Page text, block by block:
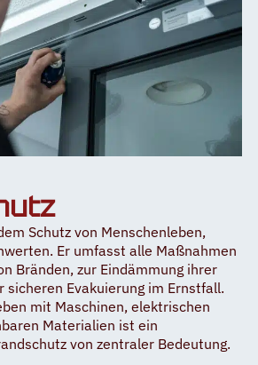
Schutz von Menschenleben,
Er umfasst alle Maßnahmen
Bränden, zur Eindämmung ihrer
sicheren Evakuierung im Ernstfall.
mit Maschinen, elektrischen
Materialien ist ein
von zentraler Bedeutung.